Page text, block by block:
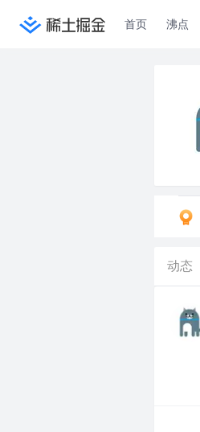
首页 沸点
动态